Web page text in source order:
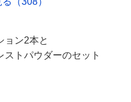
ョン2本と
トパウダーのセット